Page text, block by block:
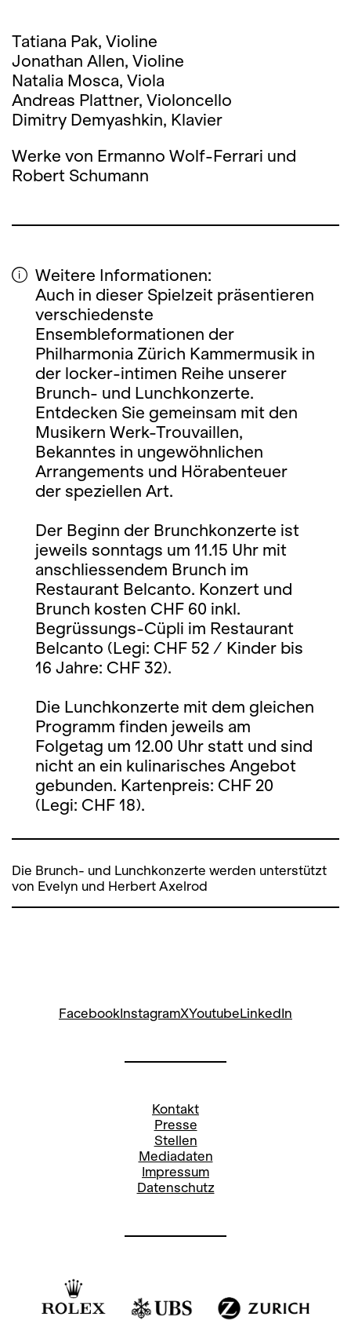
Tatiana Pak, Violine
Jonathan Allen, Violine
Natalia Mosca, Viola
Andreas Plattner, Violoncello
Dimitry Demyashkin, Klavier
Werke von Ermanno Wolf-Ferrari und
Robert Schumann
Weitere Informationen:
Auch in dieser Spielzeit präsentieren
verschiedenste
Ensembleformationen der
Philharmonia Zürich Kammermusik in
der locker-intimen Reihe unserer
Brunch- und Lunchkonzerte.
Entdecken Sie gemeinsam mit den
Musikern Werk-Trouvaillen,
Bekanntes in ungewöhnlichen
Arrangements und Hörabenteuer
der speziellen Art.
Der Beginn der Brunchkonzerte ist
jeweils sonntags um 11.15 Uhr mit
anschliessendem Brunch im
Restaurant Belcanto. Konzert und
Brunch kosten CHF 60 inkl.
Begrüssungs-Cüpli im Restaurant
Belcanto (Legi: CHF 52 / Kinder bis
16 Jahre: CHF 32).
Die Lunchkonzerte mit dem gleichen
Programm finden jeweils am
Folgetag um 12.00 Uhr statt und sind
nicht an ein kulinarisches Angebot
gebunden. Kartenpreis: CHF 20
(Legi: CHF 18).
Die Brunch- und Lunchkonzerte werden unterstützt
von Evelyn und Herbert Axelrod
FacebookInstagramXYoutubeLinkedIn
Kontakt
Presse
Stellen
Mediadaten
Impressum
Datenschutz